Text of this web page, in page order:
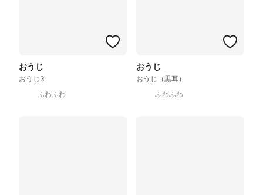
おうじ
おうじ3
ふわふわ
おうじ
おうじ（黒耳）
ふわふわ